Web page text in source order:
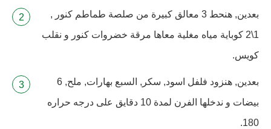
بعدين, هنحط 3 معالق كبيرة من صلصة طماطم كنور ,
1\2 كوباية مياه مغلية معاها مرقة خضروات كنور و نقلب
كويس.
بعدين, هنزود فلفل اسود, سكر, السبع بهارات, ملح, 6
بيضات و ندخلها الفرن لمدة 10 دقايق على درجه حراره
180.